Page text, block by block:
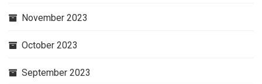
November 2023
October 2023
September 2023